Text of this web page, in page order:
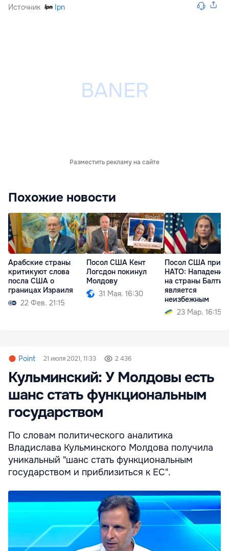
Источник Ipn
Разместить рекламу на сайте
Похожие новости
Арабские страны
критикуют слова
посла США о
границах Израиля
22 Фев. 21:15
Посол США Кент
Логсдон покинул
Молдову
31 Мая. 16:30
Посол США при
НАТО:
на страны
является
неизбежным
23 Мар. 16:15
Point 21 июля 2021, 11:33 2 436
Кульминский: У Молдовы есть
шанс стать функциональным
государством
По словам политического аналитика
Владислава Кульминского Молдова получила
уникальный "шанс стать функциональным
государством и приблизиться к ЕС".